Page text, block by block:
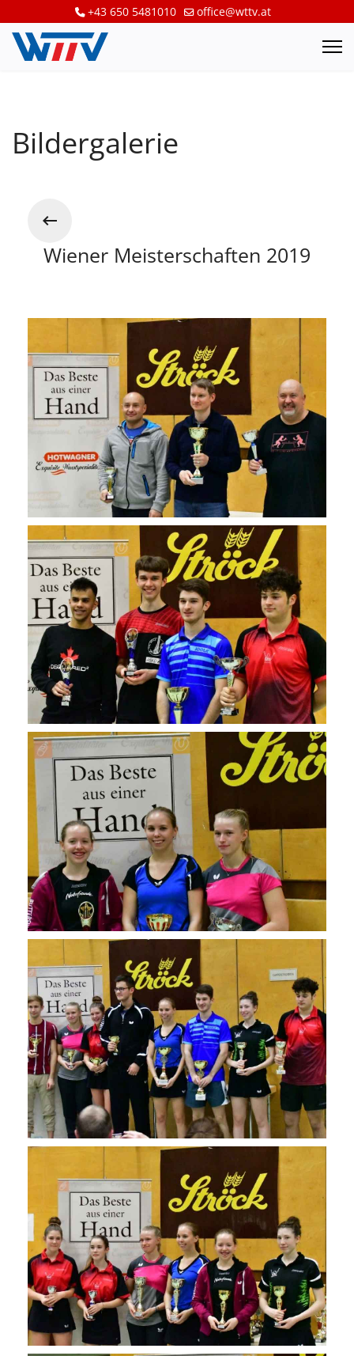
+43 650 5481010 office@wttv.at
Bildergalerie
Wiener Meisterschaften 2019